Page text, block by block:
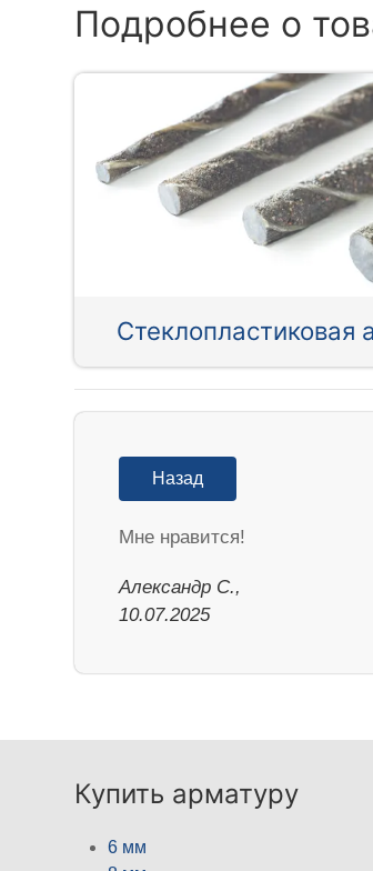
Подробнее о
Стеклопластиковая
Назад
Мне нравится!
Александр С.,
10.07.2025
Купить арматуру
6 мм